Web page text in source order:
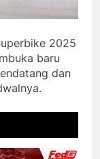
2025
baru
dan